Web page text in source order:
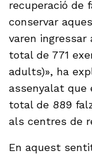
recuperació de
conservar
varen
total de 771
adults)», ha
assenyalat que
total de 889
als centres de
En aquest